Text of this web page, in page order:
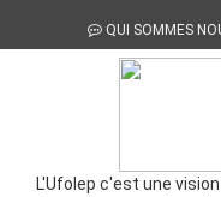
QUI SOMMES
L'Ufolep c'est une